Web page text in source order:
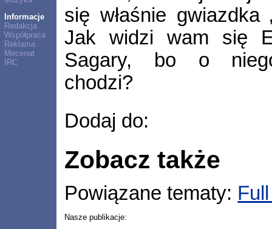
Informacje
Redakcja
Współpraca
Reklama
Mecenat
IRC
się właśnie gwiazdka
Jak widzi wam się
Sagary, bo o niego
chodzi?
Dodaj do:
Zobacz także
Powiązane tematy:
Nasze publikacje: